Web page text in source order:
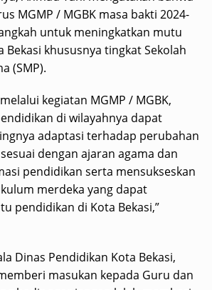
MGMP / MGBK masa bakti 2024-
untuk meningkatkan mutu
Bekasi khususnya tingkat Sekolah
(SMP).
kegiatan MGMP / MGBK,
di wilayahnya dapat
adaptasi terhadap perubahan
dengan ajaran agama dan
pendidikan serta mensukseskan
merdeka yang dapat
pendidikan di Kota Bekasi,”
Dinas Pendidikan Kota Bekasi,
masukan kepada Guru dan